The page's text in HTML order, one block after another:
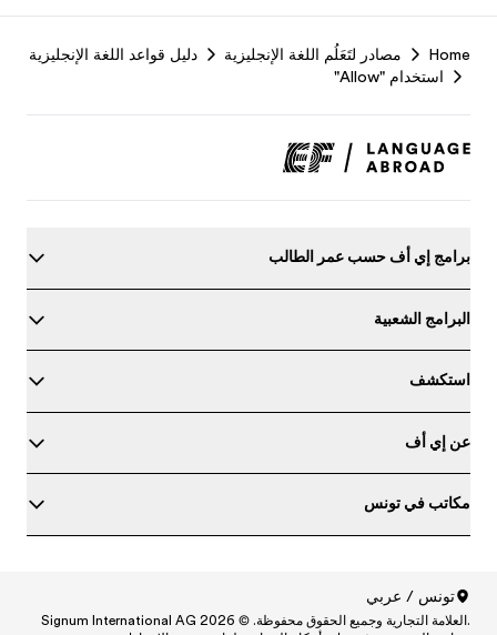
Home مصادر لتَعَلُم اللغة الإنجليزية
دليل قواعد اللغة الإنجليزية
استخدام "Allow"
برامج إي أف حسب عمر الطالب
البرامج الشعبية
استكشف
عن إي أف
مكاتب في تونس
تونس / عربي
North America/Canada / English
.العلامة التجارية وجميع الحقوق محفوظة. © Signum International AG 2026